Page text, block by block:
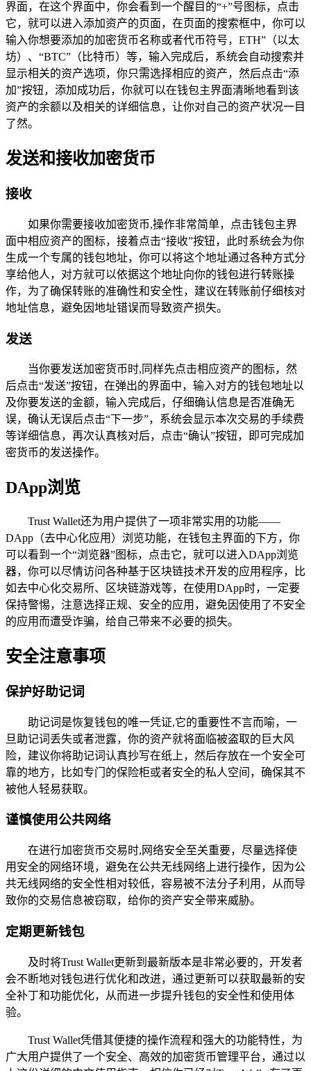
界面，在这个界面中，你会看到一个醒目的“+”号图标，点击
它，就可以进入添加资产的页面，在页面的搜索框中，你可以
输入你想要添加的加密货币名称或者代币符号，ETH”（以太
坊）、“BTC”（比特币）等，输入完成后，系统会自动搜索并
显示相关的资产选项，你只需选择相应的资产，然后点击“添
加”按钮，添加成功后，你就可以在钱包主界面清晰地看到该
资产的余额以及相关的详细信息，让你对自己的资产状况一目
了然。
发送和接收加密货币
接收
如果你需要接收加密货币,操作非常简单，点击钱包主界
面中相应资产的图标，接着点击“接收”按钮，此时系统会为你
生成一个专属的钱包地址，你可以将这个地址通过各种方式分
享给他人，对方就可以依据这个地址向你的钱包进行转账操
作，为了确保转账的准确性和安全性，建议在转账前仔细核对
地址信息，避免因地址错误而导致资产损失。
发送
当你要发送加密货币时,同样先点击相应资产的图标，然
后点击“发送”按钮，在弹出的界面中，输入对方的钱包地址以
及你要发送的金额，输入完成后，仔细确认信息是否准确无
误，确认无误后点击“下一步”，系统会显示本次交易的手续费
等详细信息，再次认真核对后，点击“确认”按钮，即可完成加
密货币的发送操作。
DApp浏览
Trust Wallet还为用户提供了一项非常实用的功能——
DApp（去中心化应用）浏览功能，在钱包主界面的下方，你
可以看到一个“浏览器”图标，点击它，就可以进入DApp浏览
器，你可以尽情访问各种基于区块链技术开发的应用程序，比
如去中心化交易所、区块链游戏等，在使用DApp时，一定要
保持警惕，注意选择正规、安全的应用，避免因使用了不安全
的应用而遭受诈骗，给自己带来不必要的损失。
安全注意事项
保护好助记词
助记词是恢复钱包的唯一凭证,它的重要性不言而喻，一
旦助记词丢失或者泄露，你的资产就将面临被盗取的巨大风
险，建议你将助记词认真抄写在纸上，然后存放在一个安全可
靠的地方，比如专门的保险柜或者安全的私人空间，确保其不
被他人轻易获取。
谨慎使用公共网络
在进行加密货币交易时,网络安全至关重要，尽量选择使
用安全的网络环境，避免在公共无线网络上进行操作，因为公
共无线网络的安全性相对较低，容易被不法分子利用，从而导
致你的交易信息被窃取，给你的资产安全带来威胁。
定期更新钱包
及时将Trust Wallet更新到最新版本是非常必要的，开发者
会不断地对钱包进行优化和改进，通过更新可以获取最新的安
全补丁和功能优化，从而进一步提升钱包的安全性和使用体
验。
Trust Wallet凭借其便捷的操作流程和强大的功能特性，为
广大用户提供了一个安全、高效的加密货币管理平台，通过以